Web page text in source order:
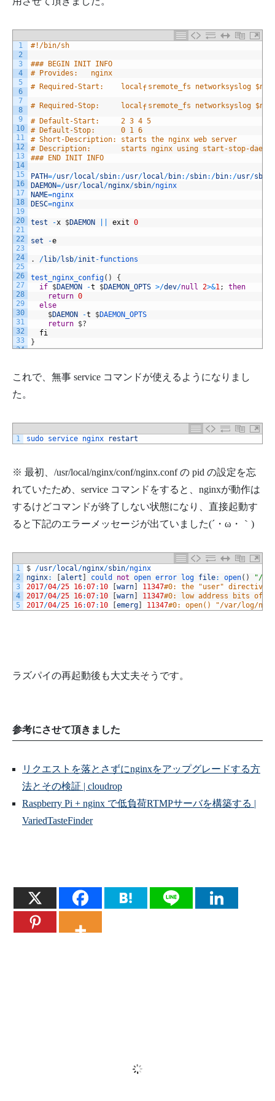
1
2
3
4
5
6
7
8
9
10
11
12
13
14
15
16
17
18
19
20
21
22
23
24
25
26
27
28
29
30
31
32
33
34
37
39
42
43
44
47
49
51
53
56
57
58
59
60
61
62
69
70
75
76
79
80
81
82
83
84
85
95
#!/bin/sh
### BEGIN INIT INFO
# Provides:   nginx
# Required-Start: localf s
l o cal f s remote_fs network
n etwo rksyslog
# Required-Stop: localf s
l o cal f s remote_fs network
n etwo rksyslog
# Default-Start:     2 3 4 5
# Default-Stop:      0 1 6
# Short-Description: starts the nginx web server
# Description:       starts nginx using start-stop-daemon
### END INIT INFO
PATH=/usr/local/sbin: /usr/local/bin: /sbin: /bin: /usr/sbin
DAEMON=/usr/local/nginx/sbin/nginx
NAME=nginx
DESC=nginx
test -x $DAEMON exit 0
set -e
. /lib/lsb/init -functions
test_nginx_config( )
{
if $DAEMON -t $DAEMON_OPTS >/dev/null 2>&1;
then
return 0
else
$DAEMON -t $DAEMON_OPTS
return $?
fi
}
test_nginx
# Check if the ULIMIT is set in /etc/default/nginx
start-stop-daemon --start --quiet --pidfile /var/run
--retry 5 --exec $DAEMON -- $DAEMON_OPTS || true
}
start-stop-daemon --stop --quiet --pidfile / var/run
-- DAEMON
true
}
case "$1" in
start
echo -n "Starting $DESC: "
;;
stop )
echo -n
"Stopping $DESC: "
stop
echo
"$NAME."
;;
;;
--exec $ DAEMON
echo "$NAME."
configtest|testconfig)
echo -n "Testing $DESC configuration: "
if test_nginx_config
echo "$NAME."
else
fi
*)
"Usage: $NAME
1
;;
esac
これで、無事 service コマンドが使えるようになりまし
た。
1 sudo service nginx restart
※ 最初、/usr/local/nginx/conf/nginx.conf の pid の設定を忘
れていたため、service コマンドをすると、nginxが動作は
するけどコマンドが終了しない状態になり、直接起動す
ると下記のエラーメッセージが出ていました(´・ω・｀)
1
2
3
4
5
$ /usr/local/nginx/sbin/nginx
nginx: alert could not open error log file: open( )
"/
2017/04/25 16:07: 10 warn 11347#0: the "user" directive
2017/04/25 16:07: 10 warn 11347#0: low address bits of
2017/04/25 16:07: 10 emerg 11347#0: open() "/var/log/
ラズパイの再起動後も大丈夫そうです。
参考にさせて頂きました
リクエストを落とさずにnginxをアップグレードする方
法とその検証 | cloudrop
Raspberry Pi + nginx で低負荷RTMPサーバを構築する |
VariedTasteFinder